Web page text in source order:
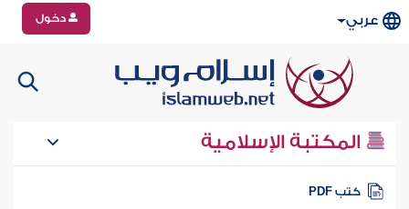
عربي دخول
المكتبة الإسلامية